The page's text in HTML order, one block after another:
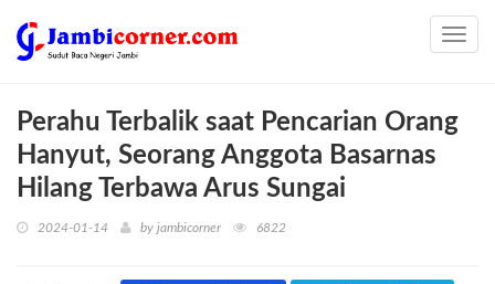
Perahu Terbalik saat Pencarian Orang
Hanyut, Seorang Anggota Basarnas
Hilang Terbawa Arus Sungai
2024-01-14 by jambicorner 6822